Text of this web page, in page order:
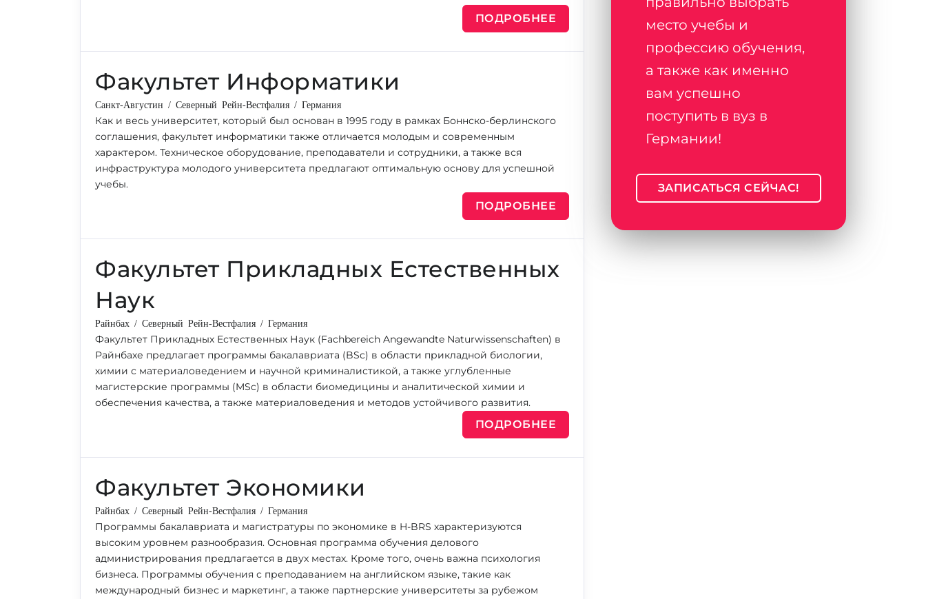
ПОДРОБНЕЕ
Факультет Информатики
Санкт-Августин / Северный Рейн-Вестфалия / Германия
Как и весь университет, который был основан в 1995 году в рамках Боннско-берлинского
соглашения, факультет информатики также отличается молодым и современным
характером. Техническое оборудование, преподаватели и сотрудники, а также вся
инфраструктура молодого университета предлагают оптимальную основу для успешной
учебы.
ПОДРОБНЕЕ
Факультет Прикладных Естественных
Наук
Райнбах / Северный Рейн-Вестфалия / Германия
Факультет Прикладных Естественных Наук (Fachbereich Angewandte Naturwissenschaften) в
Райнбахе предлагает программы бакалавриата (BSc) в области прикладной биологии,
химии с материаловедением и научной криминалистикой, а также углубленные
магистерские программы (MSc) в области биомедицины и аналитической химии и
обеспечения качества, а также материаловедения и методов устойчивого развития.
ПОДРОБНЕЕ
Факультет Экономики
Райнбах / Северный Рейн-Вестфалия / Германия
Программы бакалавриата и магистратуры по экономике в H-BRS характеризуются
высоким уровнем разнообразия. Основная программа обучения делового
администрирования предлагается в двух местах. Кроме того, очень важна психология
бизнеса. Программы обучения с преподаванием на английском языке, такие как
международный бизнес и маркетинг, а также партнерские университеты за рубежом
место учебы и
профессию обучения,
а также как именно
вам успешно
поступить в вуз в
Германии!
ЗАПИСАТЬСЯ СЕЙЧАС!